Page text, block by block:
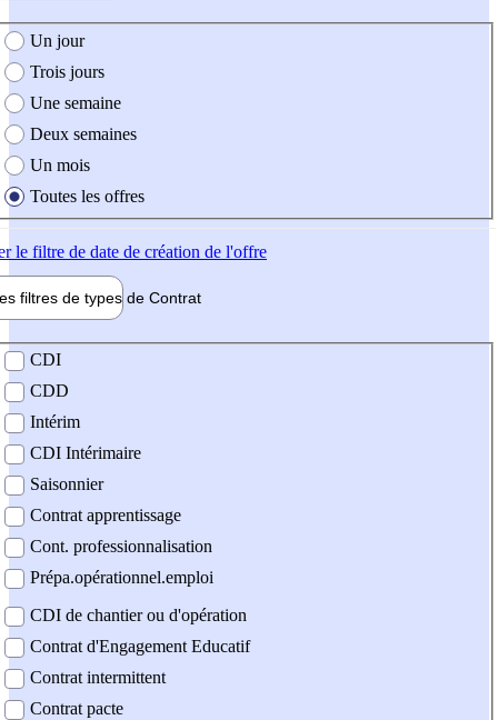
création de l'offre
Un jour
Trois jours
Une semaine
Deux semaines
Un mois
Toutes les offres
le filtre de date de création de l'offre
filtres de types de Contrat
contrat
CDI
CDD
Intérim
CDI Intérimaire
Saisonnier
Contrat apprentissage
Cont. professionnalisation
Prépa.opérationnel.emploi
CDI de chantier ou d'opération
Contrat d'Engagement Educatif
Contrat intermittent
Contrat pacte